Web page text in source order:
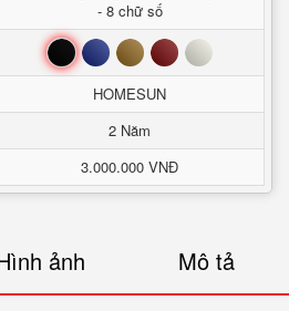
- 8 chữ số
Đen Xanh Nâu Đỏ Trắng
HOMESUN
2 Năm
3.000.000 VNĐ
ảnh Mô tả